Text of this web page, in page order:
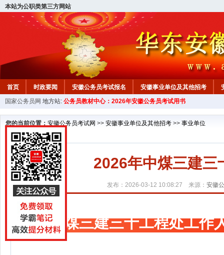
本站为公职类第三方网站
首页 时政要闻 安徽公务员考试报名 安徽事业单位及其他招考
安徽公务员行测试题 在线咨询 教材中心
国家公务员网 地方站: 公务员教材中心：2026年安徽公务员考试用书
您的当前位置： 安徽公务员考试网 >> 安徽事业单位及其他招考 >> 事业单位
2026年中煤三建三
发布：2026-03-12 10:08:27 来源： 安徽
中煤三建三十工程处工作